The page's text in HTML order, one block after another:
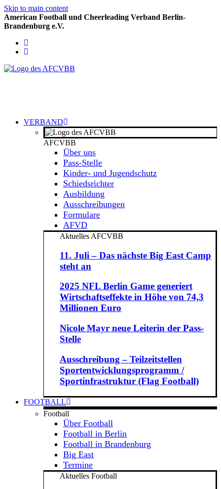
Skip to main content
American Football und Cheerleading Verband Berlin-
Brandenburg e.V.
VERBAND
AFCVBB
Über uns
Pass-Stelle
Kinder- und Jugendschutz
Schiedsrichter
Ausbildung
Ausschreibungen
Formulare
AFVD
Aktuelles AFCVBB
11. Juli – Das nächste Big East Camp
steht an
2025 NFL Berlin Game generiert
Wirtschaftseffekte in Höhe von 74,3
Millionen Euro
Nicole Mayr neue Leiterin der Pass-
Stelle
Ausschreibung – Teilzeitstellen
Sportentwicklungsprogramm /
Sportinfrastruktur (Flag Football)
FOOTBALL
Football
Über Football
Football in Berlin
Football in Brandenburg
Big East
Termine
Aktuelles Football